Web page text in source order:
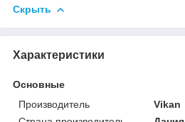
Скрыть
Характеристики
Основные
Производитель
Vikan